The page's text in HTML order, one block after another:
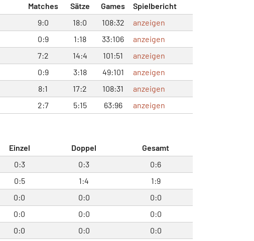
Matches Sätze Games
Spielbericht
9:0 18:0 108:32
anzeigen
0:9 1:18 33:106
anzeigen
7:2 14:4 101:51
anzeigen
0:9 3:18 49:101
anzeigen
8:1 17:2 108:31
anzeigen
2:7 5:15 63:96 anzeigen
Einzel Doppel
Gesamt
0:3 0:3
0:6
0:5 1:4
1:9
0:0 0:0
0:0
0:0 0:0
0:0
0:0 0:0
0:0